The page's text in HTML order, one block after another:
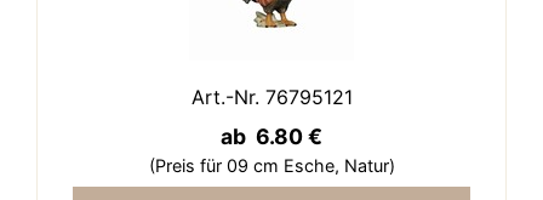
Art.-Nr. 76795121
ab 6.80 €
(Preis für 09 cm Esche, Natur)